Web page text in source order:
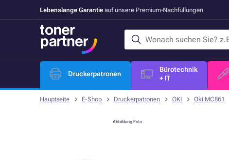
Lebenslange Garantie auf unsere Premium-Nachfüllungen
Druckerpatronen
Bürotechnik
+ IT
Hauptseite E-Shop Druckerpatronen OKI Oki MC861
Abbildung Foto